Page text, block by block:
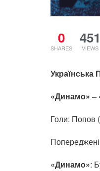
0
SHARES
451
VIEWS
Українська
«Динамо» –
Голи: Попов
«Динамо»: